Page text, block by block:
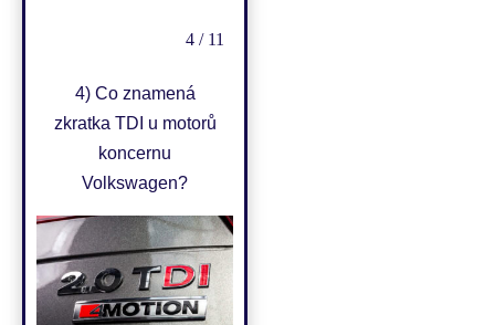
4 / 11
4) Co znamená
zkratka TDI u motorů
koncernu
Volkswagen?